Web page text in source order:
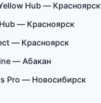
Hub — Красноярск
— Красноярск
— Красноярск
— Абакан
Pro — Новосибирск